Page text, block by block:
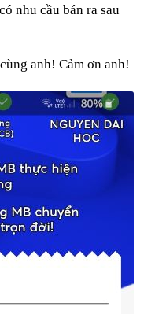
nhu cầu bán ra sau
anh! Cảm ơn anh!